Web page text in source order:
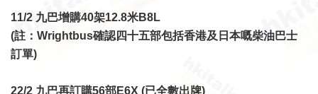
11/2 九巴增購40架12.8米B8L
(註：Wrightbus確認四十五部包括香港及日本嘅柴油巴士
訂單)
22/2 九巴再訂購56部E6X (已全數出牌)